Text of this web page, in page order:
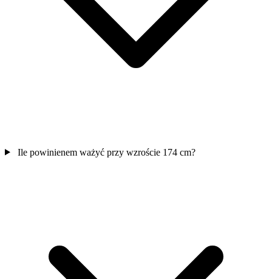
Ile powinienem ważyć przy wzroście 174 cm?